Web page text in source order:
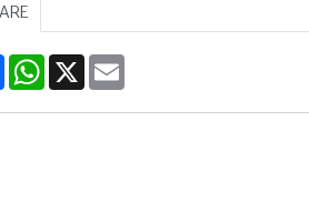
FacebookWhatsApp
X